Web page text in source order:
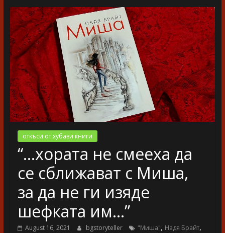
разказ
откъси от хубави книги
“…хората не смееха да
се сближават с Миша,
за да не ги изяде
шефката им…”
August 16, 2021 bgstoryteller "Миша", Надя Брайт,